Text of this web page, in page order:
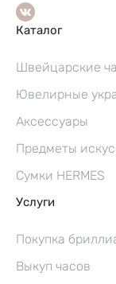
Каталог
Швейцарские
Ювелирные
Аксессуары
Предметы
Сумки HERMES
Услуги
Покупка
Выкуп часов